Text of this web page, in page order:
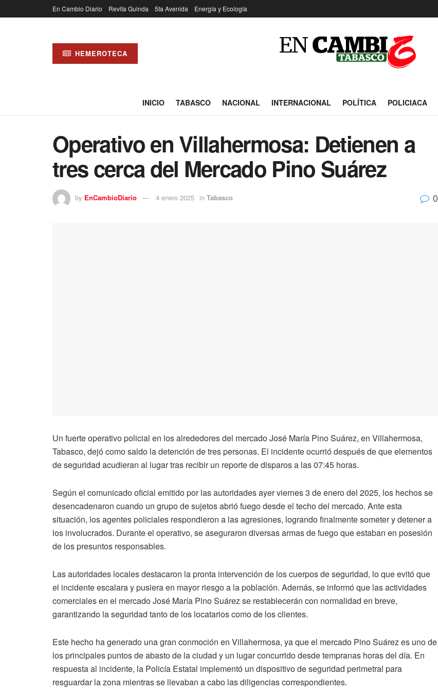
En Cambio Diario Revita Guinda 5ta Avenida Energía y Ecología
HEMEROTECA
INICIO TABASCO NACIONAL INTERNACIONAL POLÍTICA POLICIACA
Operativo en Villahermosa: Detienen a
tres cerca del Mercado Pino Suárez
by EnCambioDiario 4 enero 2025 in Tabasco 0
Un fuerte operativo policial en los alrededores del mercado José María Pino Suárez, en Villahermosa,
Tabasco, dejó como saldo la detención de tres personas. El incidente ocurrió después de que elementos
de seguridad acudieran al lugar tras recibir un reporte de disparos a las 07:45 horas.
Según el comunicado oficial emitido por las autoridades ayer viernes 3 de enero del 2025, los hechos se
desencadenaron cuando un grupo de sujetos abrió fuego desde el techo del mercado. Ante esta
situación, los agentes policiales respondieron a las agresiones, logrando finalmente someter y detener a
los involucrados. Durante el operativo, se aseguraron diversas armas de fuego que estaban en posesión
de los presuntos responsables.
Las autoridades locales destacaron la pronta intervención de los cuerpos de seguridad, lo que evitó que
el incidente escalara y pusiera en mayor riesgo a la población. Además, se informó que las actividades
comerciales en el mercado José María Pino Suárez se restablecerán con normalidad en breve,
garantizando la seguridad tanto de los locatarios como de los clientes.
Este hecho ha generado una gran conmoción en Villahermosa, ya que el mercado Pino Suárez es uno de
los principales puntos de abasto de la ciudad y un lugar concurrido desde tempranas horas del día. En
respuesta al incidente, la Policía Estatal implementó un dispositivo de seguridad perimetral para
resguardar la zona mientras se llevaban a cabo las diligencias correspondientes.